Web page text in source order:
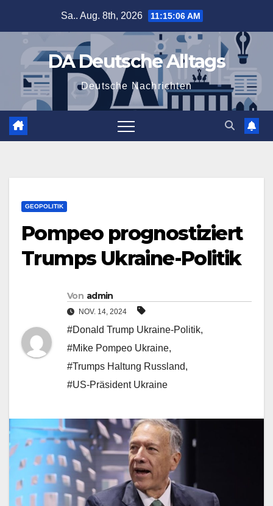
Sa.. Aug. 8th, 2026 11:15:07 AM
DA Deutsche Alltags
Deutsche Nachrichten
GEOPOLITIK
Pompeo prognostiziert
Trumps Ukraine-Politik
Von admin
NOV. 14, 2024
#Donald Trump Ukraine-Politik,
#Mike Pompeo Ukraine,
#Trumps Haltung Russland,
#US-Präsident Ukraine